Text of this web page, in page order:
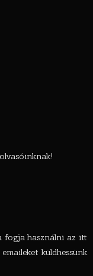
fogja használni az itt
küldhessünk